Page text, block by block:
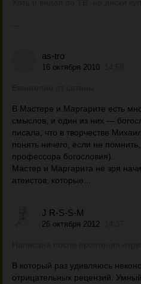
as-tro
16 октября 2010
В Мастере и Маргарите есть
смыслов, и один из них —
писала, что в творчестве
понять ничего, если не
профессора богословия).
Мастер и Маргарита не зря
атеистов, которые...
J R-S-S-M
26 октября 2012
В который раз удивляюсь
отрицательных рецензий.